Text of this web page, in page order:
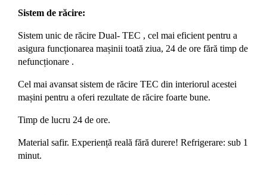
Sistem de răcire:
Sistem unic de răcire Dual- TEC , cel mai eficient pentru a
asigura funcționarea mașinii toată ziua, 24 de ore fără timp de
nefuncționare .
Cel mai avansat sistem de răcire TEC din interiorul acestei
mașini pentru a oferi rezultate de răcire foarte bune.
Timp de lucru 24 de ore.
Material safir. Experiență reală fără durere! Refrigerare: sub 1
minut.